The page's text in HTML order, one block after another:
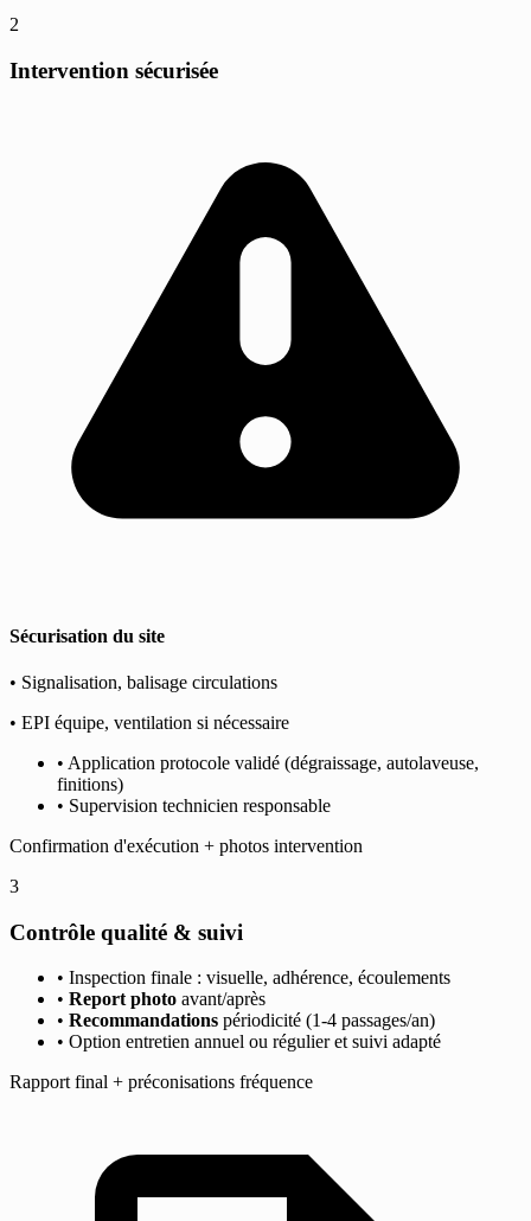
2
Intervention sécurisée
Sécurisation du site
• Signalisation, balisage circulations
• EPI équipe, ventilation si nécessaire
• Application protocole validé (dégraissage, autolaveuse,
finitions)
• Supervision technicien responsable
Confirmation d'exécution + photos intervention
3
Contrôle qualité & suivi
• Inspection finale : visuelle, adhérence, écoulements
• Report photo avant/après
• Recommandations périodicité (1-4 passages/an)
• Option entretien annuel ou régulier et suivi adapté
Rapport final + préconisations fréquence